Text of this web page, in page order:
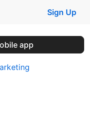
Sign Up
app